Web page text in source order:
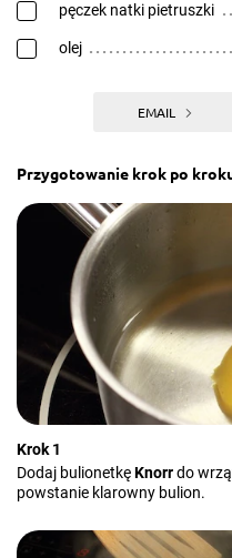
pęczek natki pietruszki
olej
EMAIL
Przygotowanie krok po
Krok 1
Dodaj bulionetkęKnorrdo
powstanie klarowny bulion.